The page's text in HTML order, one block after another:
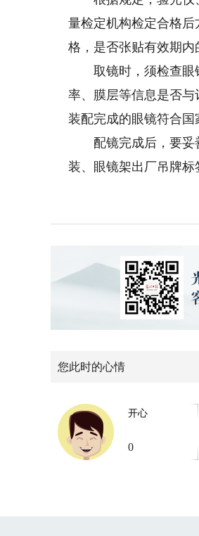
量检定机构检定合格
格，是否张贴有效期内
取镜时，须检查眼镜
率、膜层等信息是否
装配完成的眼镜符合国
配镜完成后，要妥善
装、眼镜架出厂吊牌标
您此时的心情
开心
0